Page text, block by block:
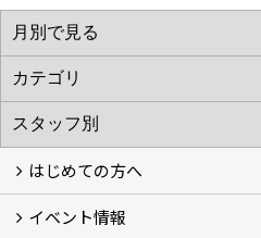
はじめての方へ
フォトギャラリー
性能について
自然素材のお家
オーナー様のおうち訪問
イベント情報